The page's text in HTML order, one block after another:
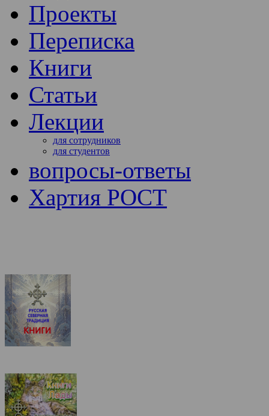
Проекты
Переписка
Книги
Статьи
Лекции
для сотрудников
для студентов
вопросы-ответы
Хартия РОСТ